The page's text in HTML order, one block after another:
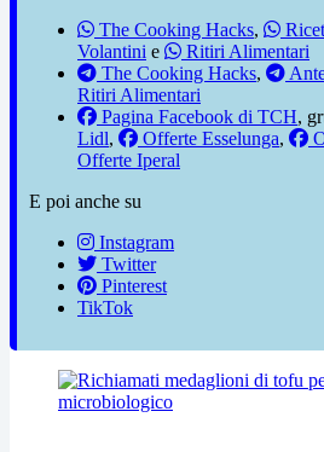
The Cooking Hacks,
Volantini e
Ritiri Alimentari
The Cooking Hacks,
Ritiri Alimentari
Pagina Facebook di TCH,
Lidl, Offerte Esselunga,
Offerte Iperal
E poi anche su
Instagram
Twitter
Pinterest
TikTok